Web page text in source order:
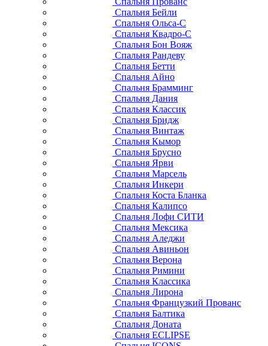
Спальня Бейли
Спальня Ольса-С
Спальня Квадро-С
Спальня Бон Вояж
Спальня Рандеву
Спальня Бетти
Спальня Айно
Спальня Брамминг
Спальня Дания
Спальня Классик
Спальня Бридж
Спальня Винтаж
Спальня Кымор
Спальня Брусно
Спальня Ярви
Спальня Марсель
Спальня Инкери
Спальня Коста Бланка
Спальня Калипсо
Спальня Лофи СИТИ
Спальня Мексика
Спальня Аледжи
Спальня Авиньон
Спальня Верона
Спальня Римини
Спальня Классика
Спальня Лирона
Спальня Французкий Прованс
Спальня Балтика
Спальня Доната
Спальня ECLIPSE